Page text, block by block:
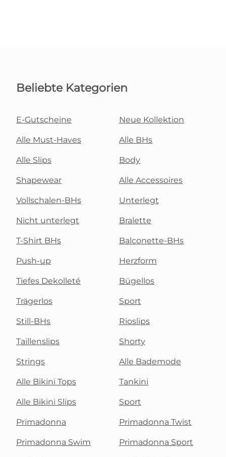
Beliebte Kategorien
E-Gutscheine Neue Kollektion
Alle Must-Haves Alle BHs
Alle Slips Body
Shapewear Alle Accessoires
Vollschalen-BHs Unterlegt
Nicht unterlegt Bralette
T-Shirt BHs Balconette-BHs
Push-up Herzform
Tiefes Dekolleté Bügellos
Trägerlos Sport
Still-BHs Rioslips
Taillenslips Shorty
Strings Alle Bademode
Alle Bikini Tops Tankini
Alle Bikini Slips Sport
Primadonna Primadonna Twist
Primadonna Swim Primadonna Sport